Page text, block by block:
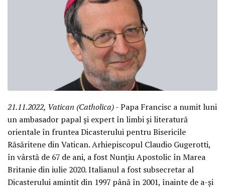
21.11.2022, Vatican (Catholica)- Papa Francisc a numit luni
un ambasador papal și expert în limbi și literatură
orientale în fruntea Dicasterului pentru Bisericile
Răsăritene din Vatican. Arhiepiscopul Claudio Gugerotti,
în vârstă de 67 de ani, a fost Nunțiu Apostolic în Marea
Britanie din iulie 2020. Italianul a fost subsecretar al
Dicasterului amintit din 1997 până în 2001, înainte de a-și